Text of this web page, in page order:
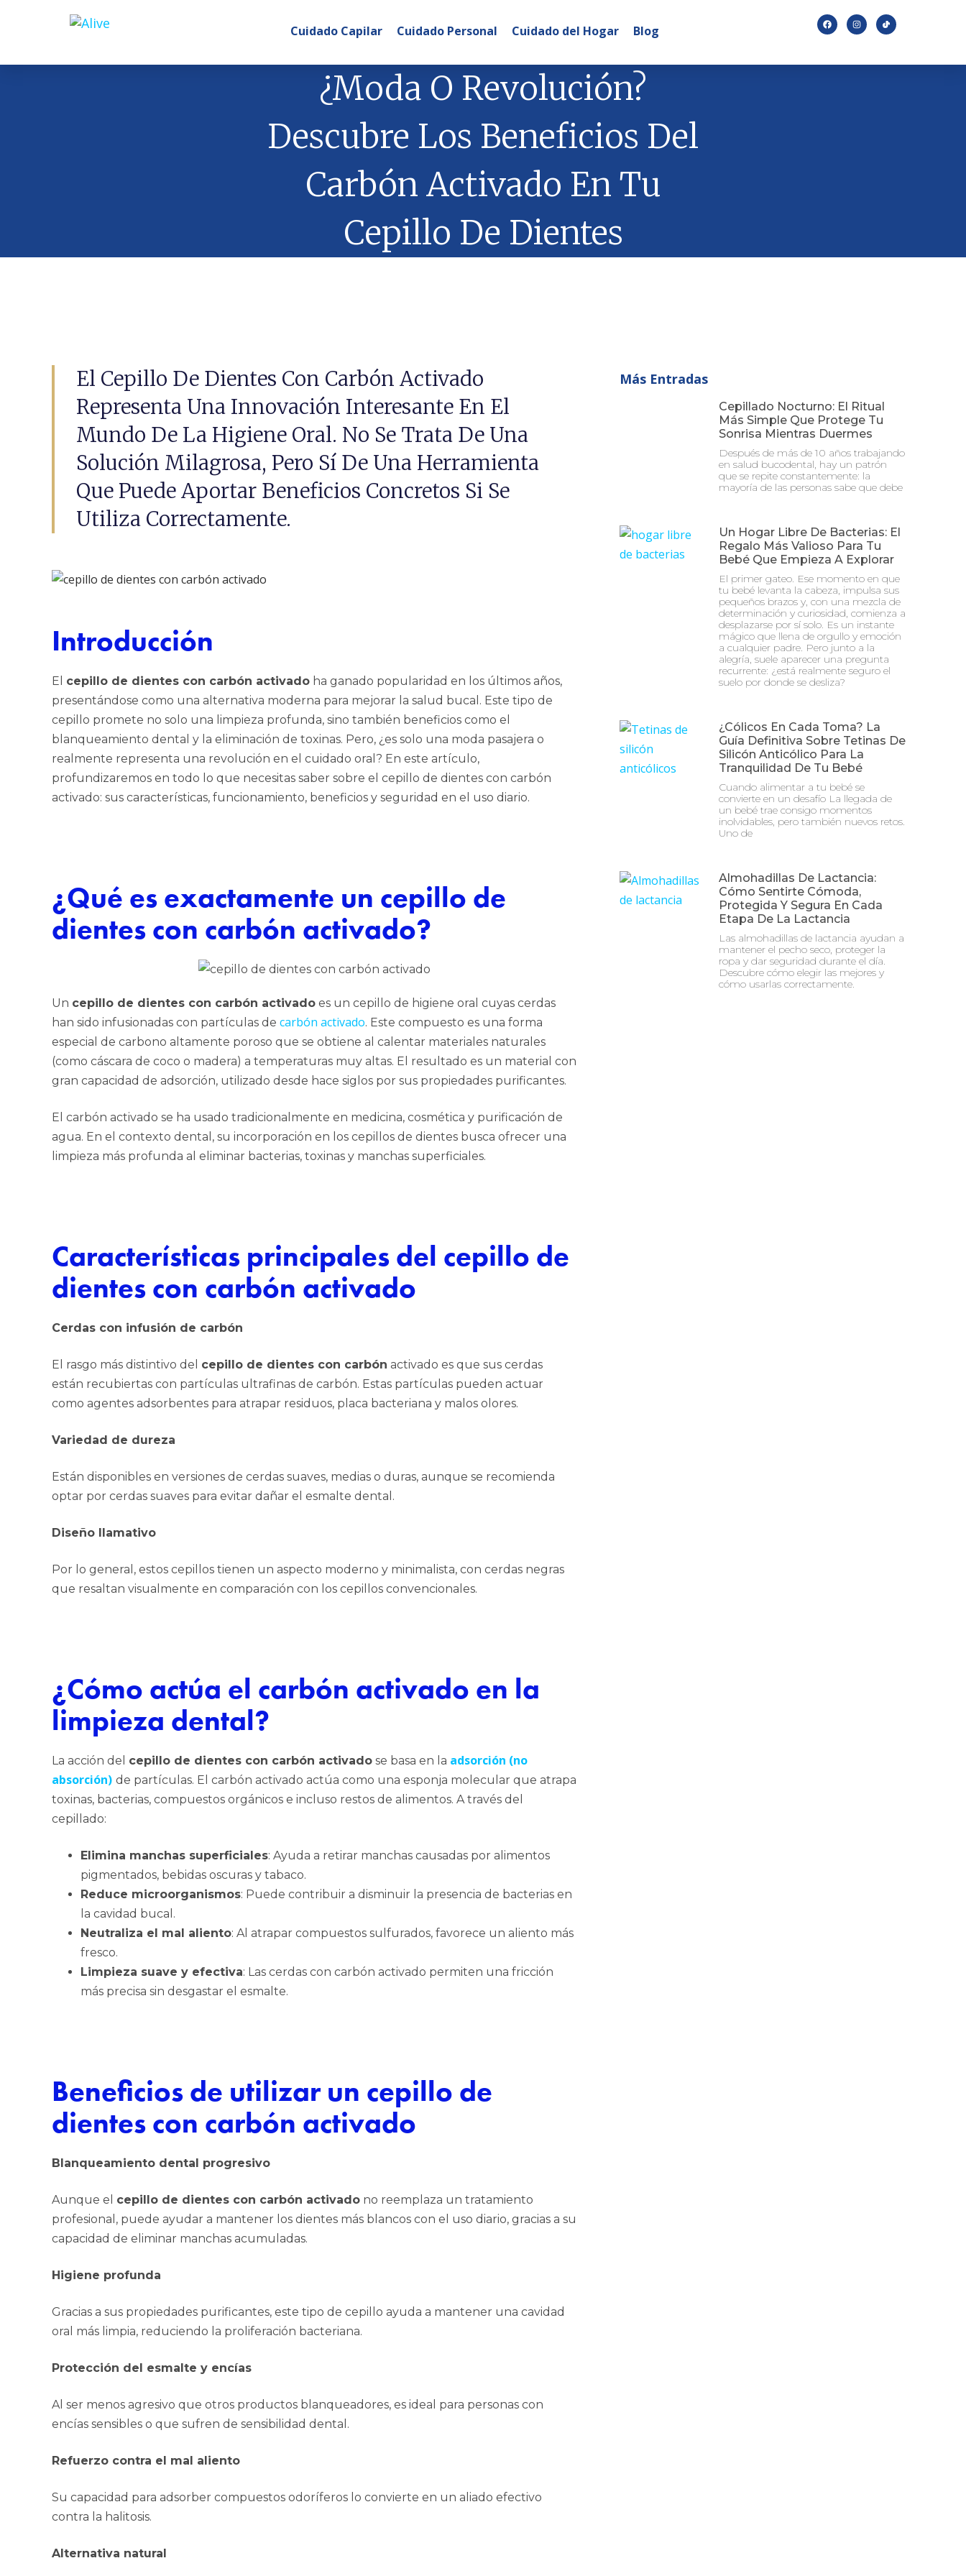
Cuidado Capilar Cuidado Personal Cuidado del Hogar Blog
¿Moda O Revolución?
Descubre Los Beneficios Del
Carbón Activado En Tu
Cepillo De Dientes
El Cepillo De Dientes Con Carbón Activado
Representa Una Innovación Interesante En El
Mundo De La Higiene Oral. No Se Trata De Una
Solución Milagrosa, Pero Sí De Una Herramienta
Que Puede Aportar Beneficios Concretos Si Se
Utiliza Correctamente.
Introducción
El cepillo de dientes con carbón activado ha ganado popularidad en los últimos años,
presentándose como una alternativa moderna para mejorar la salud bucal. Este tipo de
cepillo promete no solo una limpieza profunda, sino también beneficios como el
blanqueamiento dental y la eliminación de toxinas. Pero, ¿es solo una moda pasajera o
realmente representa una revolución en el cuidado oral? En este artículo,
profundizaremos en todo lo que necesitas saber sobre el cepillo de dientes con carbón
activado: sus características, funcionamiento, beneficios y seguridad en el uso diario.
¿Qué es exactamente un cepillo de
dientes con carbón activado?
Un cepillo de dientes con carbón activado es un cepillo de higiene oral cuyas cerdas
han sido infusionadas con partículas de carbón activado. Este compuesto es una forma
especial de carbono altamente poroso que se obtiene al calentar materiales naturales
(como cáscara de coco o madera) a temperaturas muy altas. El resultado es un material con
gran capacidad de adsorción, utilizado desde hace siglos por sus propiedades purificantes.
El carbón activado se ha usado tradicionalmente en medicina, cosmética y purificación de
agua. En el contexto dental, su incorporación en los cepillos de dientes busca ofrecer una
limpieza más profunda al eliminar bacterias, toxinas y manchas superficiales.
Características principales del cepillo de
dientes con carbón activado
Cerdas con infusión de carbón
El rasgo más distintivo del cepillo de dientes con carbón activado es que sus cerdas
están recubiertas con partículas ultrafinas de carbón. Estas partículas pueden actuar
como agentes adsorbentes para atrapar residuos, placa bacteriana y malos olores.
Variedad de dureza
Están disponibles en versiones de cerdas suaves, medias o duras, aunque se recomienda
optar por cerdas suaves para evitar dañar el esmalte dental.
Diseño llamativo
Por lo general, estos cepillos tienen un aspecto moderno y minimalista, con cerdas negras
que resaltan visualmente en comparación con los cepillos convencionales.
¿Cómo actúa el carbón activado en la
limpieza dental?
La acción del cepillo de dientes con carbón activado se basa en la adsorción (no
absorción) de partículas. El carbón activado actúa como una esponja molecular que atrapa
toxinas, bacterias, compuestos orgánicos e incluso restos de alimentos. A través del
cepillado:
Elimina manchas superficiales: Ayuda a retirar manchas causadas por alimentos
pigmentados, bebidas oscuras y tabaco.
Reduce microorganismos: Puede contribuir a disminuir la presencia de bacterias en
la cavidad bucal.
Neutraliza el mal aliento: Al atrapar compuestos sulfurados, favorece un aliento más
fresco.
Limpieza suave y efectiva: Las cerdas con carbón activado permiten una fricción
más precisa sin desgastar el esmalte.
Beneficios de utilizar un cepillo de
dientes con carbón activado
Blanqueamiento dental progresivo
Aunque el cepillo de dientes con carbón activado no reemplaza un tratamiento
profesional, puede ayudar a mantener los dientes más blancos con el uso diario, gracias a su
capacidad de eliminar manchas acumuladas.
Higiene profunda
Gracias a sus propiedades purificantes, este tipo de cepillo ayuda a mantener una cavidad
oral más limpia, reduciendo la proliferación bacteriana.
Protección del esmalte y encías
Al ser menos agresivo que otros productos blanqueadores, es ideal para personas con
encías sensibles o que sufren de sensibilidad dental.
Refuerzo contra el mal aliento
Su capacidad para adsorber compuestos odoríferos lo convierte en un aliado efectivo
contra la halitosis.
Alternativa natural
Más Entradas
Cepillado Nocturno: El Ritual
Más Simple Que Protege Tu
Sonrisa Mientras Duermes
Después de más de 10 años trabajando
en salud bucodental, hay un patrón
que se repite constantemente: la
mayoría de las personas sabe que debe
Un Hogar Libre De Bacterias: El
Regalo Más Valioso Para Tu
Bebé Que Empieza A Explorar
El primer gateo. Ese momento en que
tu bebé levanta la cabeza, impulsa sus
pequeños brazos y, con una mezcla de
determinación y curiosidad, comienza a
desplazarse por sí solo. Es un instante
mágico que llena de orgullo y emoción
a cualquier padre. Pero junto a la
alegría, suele aparecer una pregunta
recurrente: ¿está realmente seguro el
suelo por donde se desliza?
¿Cólicos En Cada Toma? La
Guía Definitiva Sobre Tetinas De
Silicón Anticólico Para La
Tranquilidad De Tu Bebé
Cuando alimentar a tu bebé se
convierte en un desafío La llegada de
un bebé trae consigo momentos
inolvidables, pero también nuevos retos.
Uno de
Almohadillas De Lactancia:
Cómo Sentirte Cómoda,
Protegida Y Segura En Cada
Etapa De La Lactancia
Las almohadillas de lactancia ayudan a
mantener el pecho seco, proteger la
ropa y dar seguridad durante el día.
Descubre cómo elegir las mejores y
cómo usarlas correctamente.